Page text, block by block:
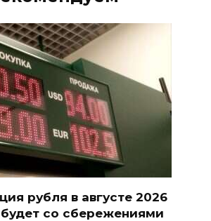
рубля в августе 2026
будет со сбережениями